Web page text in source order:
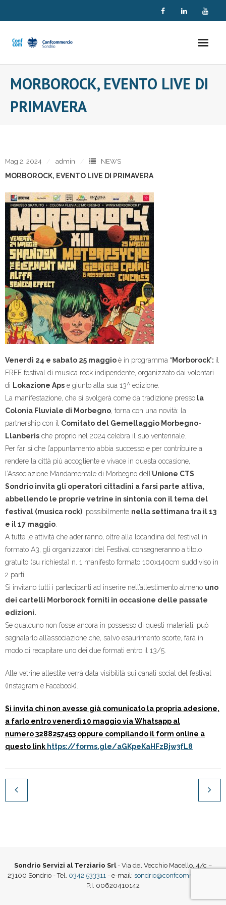
MORBOROCK, EVENTO LIVE DI
PRIMAVERA
Mag 2, 2024 admin NEWS
MORBOROCK, EVENTO LIVE DI PRIMAVERA
Venerdì 24 e sabato 25 maggioè in programma ‘Morborock’: il
FREE festival di musica rock indipendente, organizzato dai volontari
di Lokazione Aps e giunto alla sua 13^ edizione.
La manifestazione, che si svolgerà come da tradizione presso la
Colonia Fluviale di Morbegno , torna con una novità: la
partnership con il Comitato del Gemellaggio Morbegno-
Llanberis che proprio nel 2024 celebra il suo ventennale.
Per far sì che l’appuntamento abbia successo e per contribuire a
rendere la città più accogliente e vivace in questa occasione,
l’Associazione Mandamentale di Morbegno dell’Unione CTS
Sondrio invita gli operatori cittadini a farsi parte attiva,
abbellendo le proprie vetrine in sintonia con il tema del
festival (musica rock) , possibilmente nella settimana tra il 13
e il 17 maggio
A tutte le attività che aderiranno, oltre alla locandina del festival in
formato A3, gli organizzatori del Festival consegneranno a titolo
gratuito (su richiesta) n. 1 manifesto formato 100x140cm suddiviso in
2 parti.
Si invitano tutti i partecipanti ad inserire nell’allestimento almeno uno
dei cartelli Morborock forniti in occasione delle passate
edizioni.
Se qualcuno non fosse ancora in possesso di questi materiali, può
segnalarlo all’associazione che, salvo esaurimento scorte, farà in
modo di recapitare uno dei due formati entro il 13/5.
Alle vetrine allestite verrà data visibilità sui canali social del festival
(Instagram e Facebook).
Si invita chi non avesse già comunicato la propria adesione,
a farlo entrovenerdì 10 maggio via Whatsapp al
numero3288257453 oppure compilando il form online a
questo link https://forms.gle/aGKpeKaHFzBjw3fL8
Sondrio Servizi al Terziario Srl- Via del Vecchio Macello, 4/c –
23100 Sondrio - Tel. 0342 533311 - e-mail: sondrio@confcommercio.it
P.I. 00620410142